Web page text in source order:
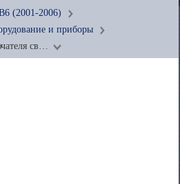
(2001-2006)
и приборы
св…